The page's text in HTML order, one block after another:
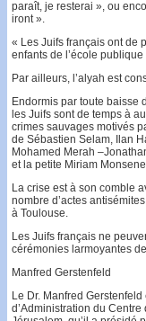
paraît, je resterai », ou
iront ».
« Les Juifs français ont de
enfants de l’école
Par ailleurs, l’alyah est
Endormis par toute baisse
les Juifs sont de temps à
crimes sauvages motivés
de Sébastien Selam, Ilan
Mohamed Merah
et la petite Miriam
La crise est à son comble
nombre d’actes
à Toulouse.
Les Juifs français ne
cérémonies larmoyantes
Manfred Gerstenfeld
Le Dr. Manfred
d’Administration du